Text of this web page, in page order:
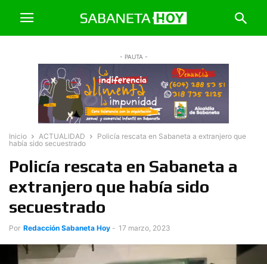
- PAUTA -
Inicio ACTUALIDAD
Policía rescata en Sabaneta a extranjero que
había sido secuestrado
Policía rescata en Sabaneta a
extranjero que había sido
secuestrado
Por Redacción Sabaneta Hoy - 17 marzo, 2023